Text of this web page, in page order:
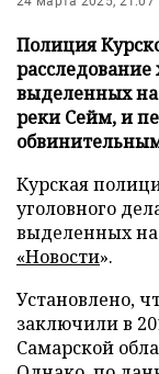
Полиция
выделенных
реки Сейм, и
Курская
уголовного
выделенных
«Новости».
Установлено,
заключили в
Самарской